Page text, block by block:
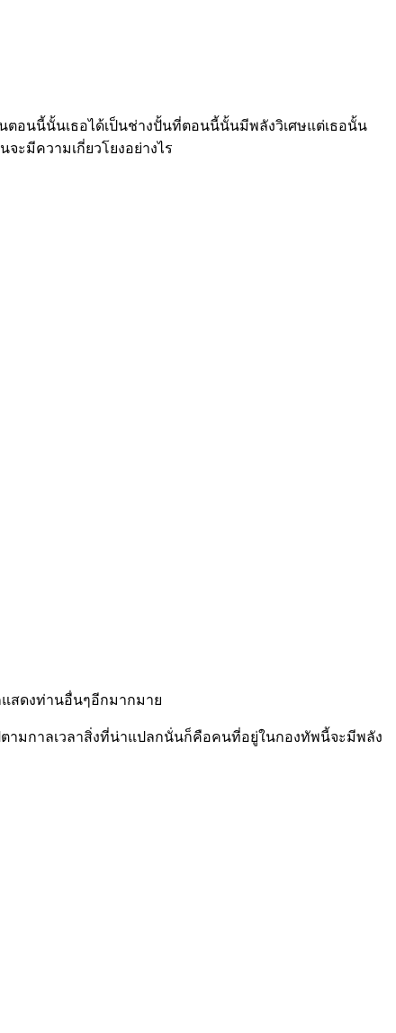
ตอนนี้นั้นเธอได้เป็นช่างปั้นที่ตอนนี้นั้นมีพลังวิเศษแต่เธอนั้น
ะมีความเกี่ยวโยงอย่างไร
แสดงท่านอื่นๆอีกมากมาย
ามกาลเวลาสิ่งที่น่าแปลกนั่นก็คือคนที่อยู่ในกองทัพนี้จะมีพลัง